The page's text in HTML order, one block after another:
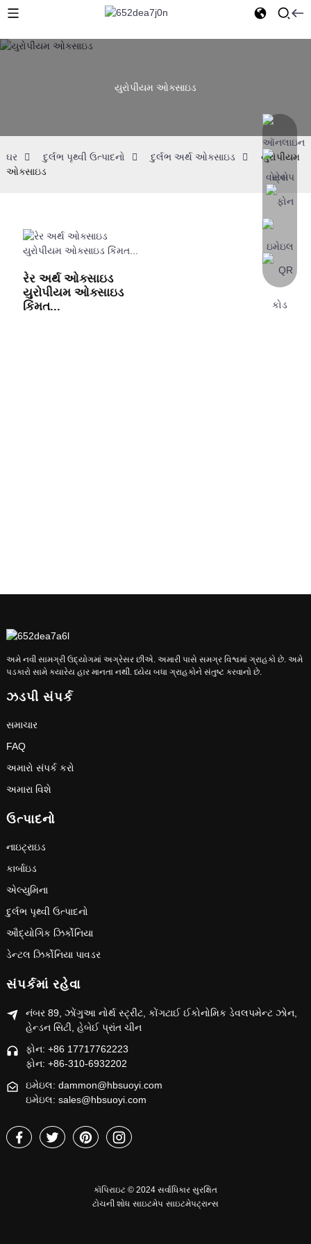
યુરોપીયમ ઓક્સાઇડ
ઘર દુર્લભ પૃથ્વી ઉત્પાદનો દુર્લભ અર્થ ઓક્સાઇડ
યુરોપીયમ
ઓક્સાઇડ
રેર અર્થ ઓક્સાઇડ
યુરોપીયમ ઓક્સાઇડ
કિંમત...
અમે નવી સામગ્રી ઉદ્યોગમાં અગ્રેસર છીએ. અમારી પાસે સમગ્ર વિશ્વમાં ગ્રાહકો છે. અમે
પડકારો સામે ક્યારેય હાર માનતા નથી. ધ્યેય બધા ગ્રાહકોને સંતુષ્ટ કરવાનો છે.
ઝડપી સંપર્ક
સમાચાર
FAQ
અમારો સંપર્ક કરો
અમારા વિશે
ઉત્પાદનો
નાઇટ્રાઇડ
કાર્બાઇડ
એલ્યુમિના
દુર્લભ પૃથ્વી ઉત્પાદનો
ઔદ્યોગિક ઝિર્કોનિયા
ડેન્ટલ ઝિર્કોનિયા પાવડર
સંપર્કમાં રહેવા
નંબર 89, ઝોંગુઆ નોર્થ સ્ટ્રીટ, કોંગટાઈ ઈકોનોમિક ડેવલપમેન્ટ ઝોન,
હેન્ડન સિટી, હેબેઈ પ્રાંત ચીન
ફોન: +86 17717762223
ફોન: +86-310-6932202
ઇમેઇલ: dammon@hbsuoyi.com
ઇમેઇલ: sales@hbsuoyi.com
કૉપિરાઇટ © 2024 સર્વાધિકાર સુરક્ષિત
ટોચની શોધ સાઇટમેપ સાઇટમેપટ્રાન્સ